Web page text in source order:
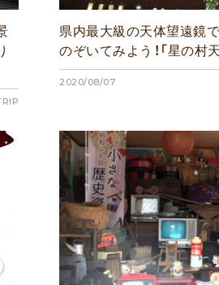
県内最大級の天体望遠鏡
のぞいてみよう！「星の村
2020/08/07